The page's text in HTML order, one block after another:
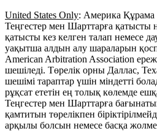
United States Only: Америка Құрама
Теңгестер мен Шарттарға қатысты
қатысты кез келген талап немесе
уақытша алдын алу шараларын
American Arbitration Association
шешіледі. Төрелік орны Даллас,
шешімі тараптар үшін міндетті
рұқсат ететін ең толық көлемде
Теңгестер мен Шарттарға
қамтитын төрелікпен
арқылы болсын немесе басқа